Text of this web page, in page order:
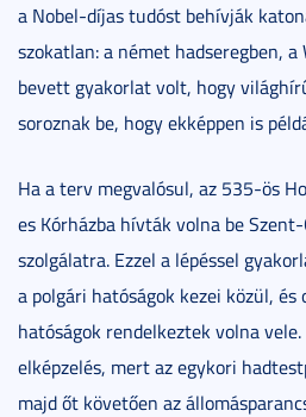
a Nobel-díjas tudóst behívják
szokatlan: a német hadseregben,
bevett gyakorlat volt, hogy
soroznak be, hogy ekképpen is
Ha a terv megvalósul, az 535-ös
es Kórházba hívták volna be
szolgálatra. Ezzel a lépéssel
a polgári hatóságok kezei közül,
hatóságok rendelkeztek volna
elképzelés, mert az egykori
majd őt követően az